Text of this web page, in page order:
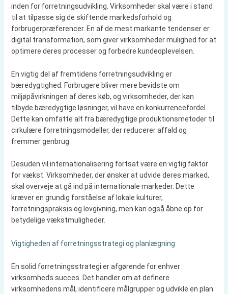
inden for forretningsudvikling. Virksomheder skal være i stand
til at tilpasse sig de skiftende markedsforhold og
forbrugerpræferencer. En af de mest markante tendenser er
digital transformation, som giver virksomheder mulighed for at
optimere deres processer og forbedre kundeoplevelsen.
En vigtig del af fremtidens forretningsudvikling er
bæredygtighed. Forbrugere bliver mere bevidste om
miljøpåvirkningen af deres køb, og virksomheder, der kan
tilbyde bæredygtige løsninger, vil have en konkurrencefordel.
Dette kan omfatte alt fra bæredygtige produktionsmetoder til
cirkulære forretningsmodeller, der reducerer affald og
fremmer genbrug.
Desuden vil internationalisering fortsat være en vigtig faktor
for vækst. Virksomheder, der ønsker at udvide deres marked,
skal overveje at gå ind på internationale markeder. Dette
kræver en grundig forståelse af lokale kulturer,
forretningspraksis og lovgivning, men kan også åbne op for
betydelige vækstmuligheder.
Vigtigheden af forretningsstrategi og planlægning
En solid forretningsstrategi er afgørende for enhver
virksomheds succes. Det handler om at definere
virksomhedens mål, identificere målgrupper og udvikle en plan